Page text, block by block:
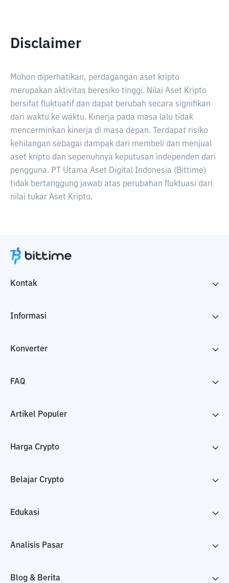
Disclaimer
Mohon diperhatikan, perdagangan aset kripto
merupakan aktivitas beresiko tinggi. Nilai Aset Kripto
bersifat fluktuatif dan dapat berubah secara signifikan
dari waktu ke waktu. Kinerja pada masa lalu tidak
mencerminkan kinerja di masa depan. Terdapat risiko
kehilangan sebagai dampak dari membeli dan menjual
aset kripto dan sepenuhnya keputusan independen dari
pengguna. PT Utama Aset Digital Indonesia (Bittime)
tidak bertanggung jawab atas perubahan fluktuasi dari
nilai tukar Aset Kripto.
Kontak
Informasi
Konverter
FAQ
Artikel Populer
Harga Crypto
Belajar Crypto
Edukasi
Analisis Pasar
Blog & Berita